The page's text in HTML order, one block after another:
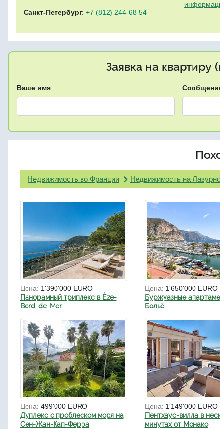
Санкт-Петербург: +7 (812) 244-68-54
Заявка на квартиру
Ваше имя
Недвижимость во Франции Недвижимость на
Цена: 1'390'000 EURO
Панорамный триплекс в Èze-
Bord-de-Mer
Цена: 1'650'000 EURO
Буржуазные
Больё
Цена: 499'000 EURO
Дуплекс с проблеском моря на
Сен-Жан-Кап-Ферра
Цена: 1'149'000 EURO
Пентхаус-вилла в
минутах от Монако